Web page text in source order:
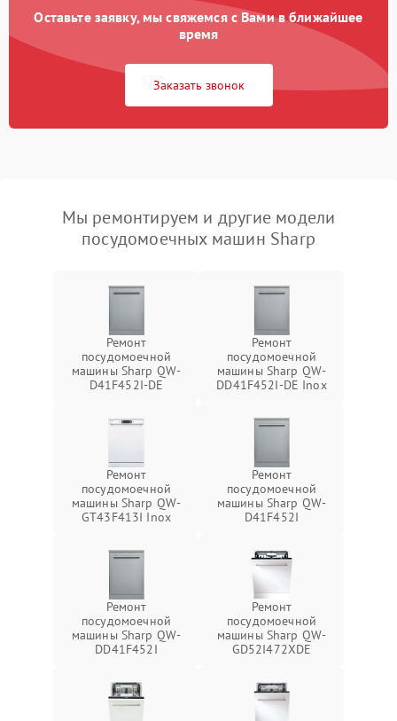
Оставьте заявку, мы свяжемся с Вами в ближайшее
время
Заказать звонок
Мы ремонтируем и другие модели
посудомоечных машин Sharp
Ремонт
посудомоечной
машины Sharp QW-
D41F452I-DE
Ремонт
посудомоечной
машины Sharp QW-
DD41F452I-DE Inox
Ремонт
посудомоечной
машины Sharp QW-
GT43F413I Inox
Ремонт
посудомоечной
машины Sharp QW-
D41F452I
Ремонт
посудомоечной
машины Sharp QW-
DD41F452I
Ремонт
посудомоечной
машины Sharp QW-
GD52I472XDE